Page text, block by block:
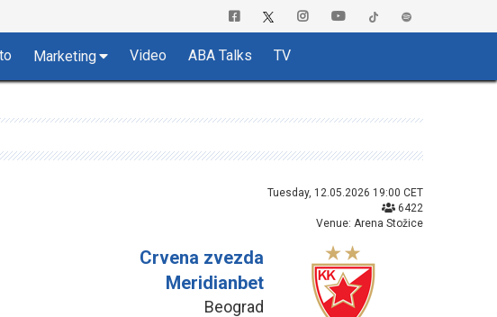
Marketing Video ABA Talks TV
Tuesday, 12.05.2026 19:00 CET
6422
Venue: Arena Stožice
Crvena zvezda
Meridianbet
Beograd